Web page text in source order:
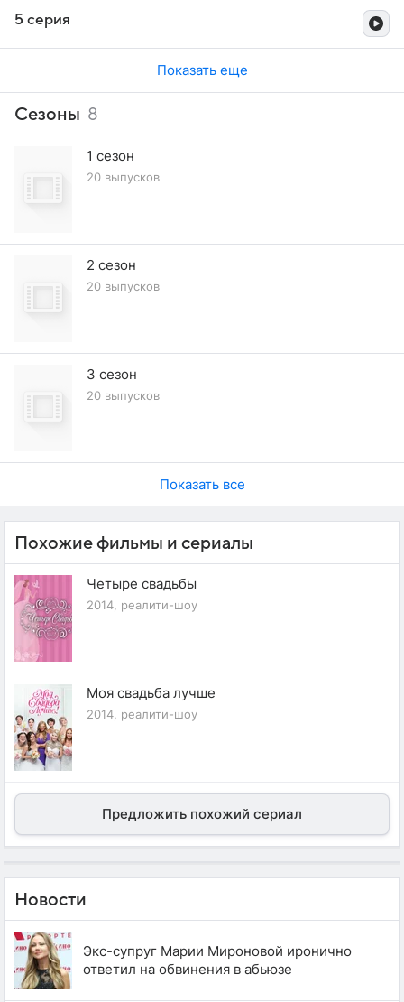
5 серия
Показать еще
Сезоны 8
1 сезон
20 выпусков
2 сезон
20 выпусков
3 сезон
20 выпусков
Показать все
Похожие фильмы и сериалы
Четыре свадьбы
2014, реалити-шоу
Моя свадьба лучше
2014, реалити-шоу
Предложить похожий сериал
Новости
Экс-супруг Марии Мироновой иронично
ответил на обвинения в абьюзе